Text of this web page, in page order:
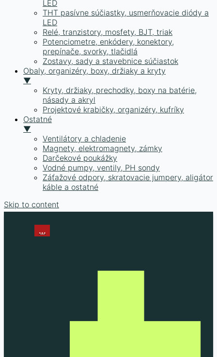
LED
THT pasívne súčiastky, usmerňovacie diódy a
LED
Relé, tranzistory, mosfety, BJT, triak
Potenciometre, enkódery, konektory,
prepínače, svorky, tlačidlá
Zostavy, sady a stavebnice súčiastok
Obaly, organizéry, boxy, držiaky a kryty
▼
Kryty, držiaky, prechodky, boxy na batérie,
násady a akryl
Projektové krabičky, organizéry, kufríky
Ostatné
▼
Ventilátory a chladenie
Magnety, elektromagnety, zámky
Darčekové poukážky
Vodné pumpy, ventily, PH sondy
Záťažové odpory, skratovacie jumpery, aligátor
káble a ostatné
Skip to content
...
...